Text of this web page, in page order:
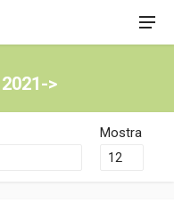
>
Mostra